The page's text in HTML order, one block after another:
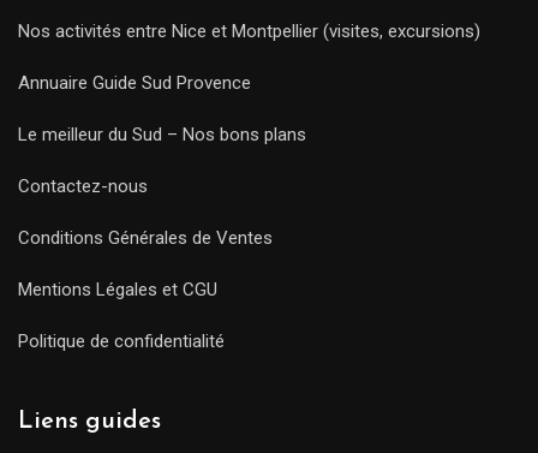
Nos activités entre Nice et Montpellier (visites, excursions)
Annuaire Guide Sud Provence
Le meilleur du Sud – Nos bons plans
Contactez-nous
Conditions Générales de Ventes
Mentions Légales et CGU
Politique de confidentialité
Liens guides